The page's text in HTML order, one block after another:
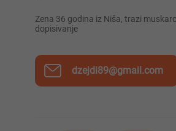
Zena 36 godina iz Niša, trazi muskarca za erotsko
dopisivanje
dzejdi89@gmail.com